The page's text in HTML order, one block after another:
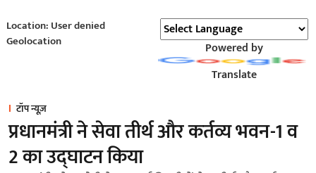
Location: User denied
Geolocation
Powered by
Translate
टॉप न्यूज़
प्रधानमंत्री ने सेवा तीर्थ और कर्तव्य भवन-1 व
2 का उद्घाटन किया